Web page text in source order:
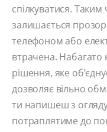
спілкуватися.
залишається
телефоном або
втрачена.
рішення, яке
дозволяє вільно
ти напишеш з
потраплятиме до